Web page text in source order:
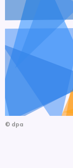
© dpa